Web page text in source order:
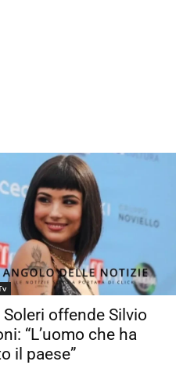
Soleri offende Silvio
“L’uomo che ha
il paese”